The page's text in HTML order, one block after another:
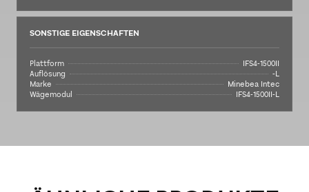
SONSTIGE EIGENSCHAFTEN
Plattform
IFS4-1500II
Auflösung
-L
Marke
Minebea Intec
Wägemodul
IFS4-1500II-L